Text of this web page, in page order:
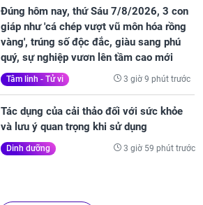
Đúng hôm nay, thứ Sáu 7/8/2026, 3 con
giáp như 'cá chép vượt vũ môn hóa rồng
vàng', trúng số độc đắc, giàu sang phú
quý, sự nghiệp vươn lên tầm cao mới
Tâm linh - Tử vi 3 giờ 9 phút trước
Tác dụng của cải thảo đối với sức khỏe
và lưu ý quan trọng khi sử dụng
Dinh dưỡng 3 giờ 59 phút trước